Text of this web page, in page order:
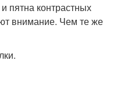
пятна контрастных
внимание. Чем те же